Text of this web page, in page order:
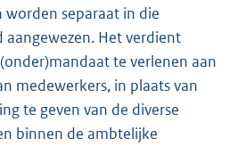
worden separaat in die
aangewezen. Het verdient
te verlenen aan
medewerkers, in plaats van
te geven van de diverse
binnen de ambtelijke